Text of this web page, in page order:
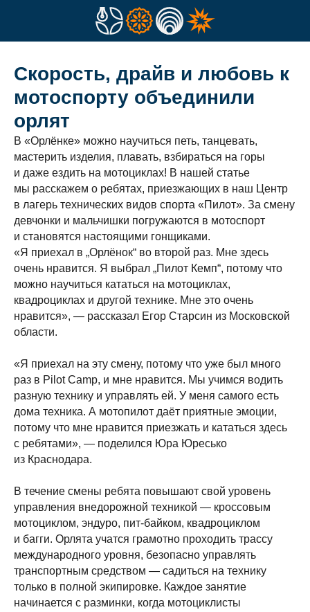
Скорость, драйв и любовь к
мотоспорту объединили
орлят
В «Орлёнке» можно научиться петь, танцевать,
мастерить изделия, плавать, взбираться на горы
и даже ездить на мотоциклах! В нашей статье
мы расскажем о ребятах, приезжающих в наш Центр
в лагерь технических видов спорта «Пилот». За смену
девчонки и мальчишки погружаются в мотоспорт
и становятся настоящими гонщиками.
«Я приехал в „Орлёнок“ во второй раз. Мне здесь
очень нравится. Я выбрал „Пилот Кемп“, потому что
можно научиться кататься на мотоциклах,
квадроциклах и другой технике. Мне это очень
нравится», — рассказал Егор Старсин из Московской
области.
«Я приехал на эту смену, потому что уже был много
раз в Pilot Camp, и мне нравится. Мы учимся водить
разную технику и управлять ей. У меня самого есть
дома техника. А мотопилот даёт приятные эмоции,
потому что мне нравится приезжать и кататься здесь
с ребятами», — поделился Юра Юресько
из Краснодара.
В течение смены ребята повышают свой уровень
управления внедорожной техникой — кроссовым
мотоциклом, эндуро, пит-байком, квадроциклом
и багги. Орлята учатся грамотно проходить трассу
международного уровня, безопасно управлять
транспортным средством — садиться на технику
только в полной экипировке. Каждое занятие
начинается с разминки, когда мотоциклисты